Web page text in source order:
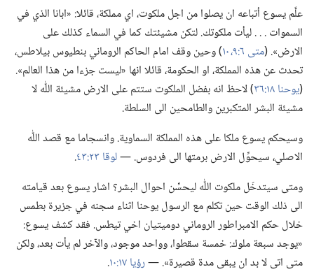
علَّم يسوع أتباعه ان يصلوا من اجل ملكوت،‏ اي مملكة،‏ قائلا:‏ «ابانا الذي في
السموات .‏ .‏ .‏ ليأت ملكوتك.‏ لتكن مشيئتك كما في السماء كذلك على
الارض».‏ (‏متى ٦:‏٩،‏ ١٠
‏)‏ وحين وقف امام الحاكم الروماني بنطيوس بيلاطس،‏
تحدث عن هذه المملكة،‏ او الحكومة،‏ قائلا انها «ليست جزءا من هذا العالم».‏
(‏يوحنا ١٨:‏٣٦
‏)‏ لاحظ انه بفضل الملكوت ستتم على الارض مشيئة اللّٰه لا
مشيئة البشر المتكبرين والطامحين الى السلطة.‏
وسيحكم يسوع ملكا على هذه المملكة السماوية.‏ وانسجاما مع قصد اللّٰه
الاصلي،‏ سيحوِّل الارض برمتها الى فردوس.‏ —‏لوقا ٢٣:‏٤٣
‏.‏
ومتى سيتدخّل ملكوت اللّٰه ليحسِّن احوال البشر؟‏ اشار يسوع بعد قيامته
الى ذلك الوقت حين تكلم مع الرسول يوحنا اثناء سجنه في جزيرة بطمس
خلال حكم الامبراطور الروماني دوميتيان اخي تيطس.‏ فقد كشف يسوع:‏
«يوجد سبعة ملوك:‏ خمسة سقطوا،‏ وواحد موجود،‏ والآخر لم يأت بعد،‏ ولكن
متى اتى لا بد ان يبقى مدة قصيرة».‏ —‏رؤيا ١٧:‏١٠
‏.‏